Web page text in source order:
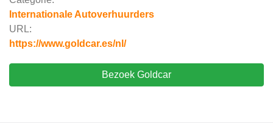
Internationale Autoverhuurders
URL:
https://www.goldcar.es/nl/
Bezoek Goldcar